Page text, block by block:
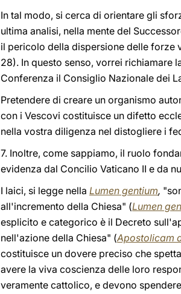
In tal modo, si cerca di orientare gli
ultima analisi, nella mente del
il pericolo della dispersione delle forze
28). In questo senso, vorrei richiamare
Conferenza il Consiglio Nazionale dei
Pretendere di creare un organismo
con i Vescovi costituisce un difetto
nella vostra diligenza nel distogliere i
7. Inoltre, come sappiamo, il ruolo
evidenza dal Concilio Vaticano II e da
I laici, si legge nella Lumen gentium,
all'incremento della Chiesa" (Lumen
esplicito e categorico è il Decreto
nell'azione della Chiesa" (Apostolicam
costituisce un dovere preciso che
avere la viva coscienza delle loro
veramente cattolico, e devono